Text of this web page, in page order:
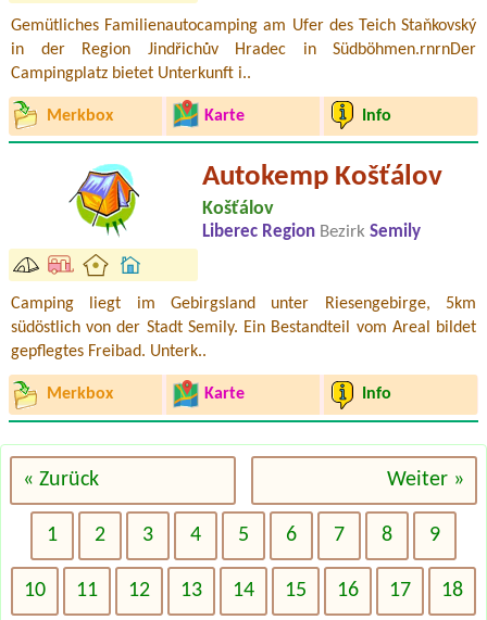
Gemütliches Familienautocamping am Ufer des Teich Staňkovský
in der Region Jindřichův Hradec in Südböhmen.rnrnDer
Campingplatz bietet Unterkunft i..
Merkbox Karte Info
Autokemp Košťálov
Košťálov
Liberec Region Bezirk Semily
Camping liegt im Gebirgsland unter Riesengebirge, 5km
südöstlich von der Stadt Semily. Ein Bestandteil vom Areal bildet
gepflegtes Freibad. Unterk..
Merkbox Karte Info
« Zurück Weiter »
1 2 3 4 5 6 7 8 9
10 11 12 13 14 15 16 17 18